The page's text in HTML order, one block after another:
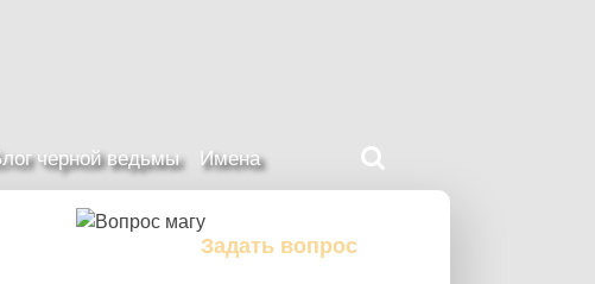
черной ведьмы Имена
сайте
Задать вопрос